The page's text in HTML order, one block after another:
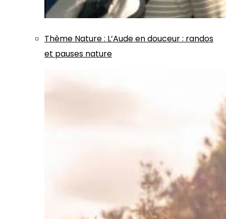
Thème Nature: L’Aude en douceur : randos
et pauses nature